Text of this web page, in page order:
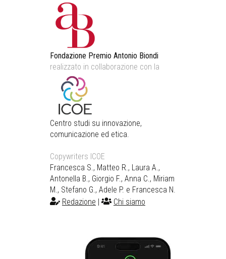
Fondazione Premio Antonio Biondi
realizzato in collaborazione con la
Centro studi su innovazione,
comunicazione ed etica.
Copywriters ICOE
Francesca S., Matteo R., Laura A.,
Antonella B., Giorgio F., Anna C., Miriam
M., Stefano G., Adele P. e Francesca N.
Redazione
Chi siamo